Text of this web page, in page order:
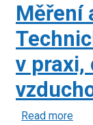
Měření
v praxi,
Read more